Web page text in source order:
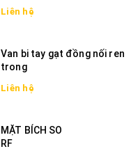
Liên hệ
Van bi tay gạt đồng nối ren
trong
Liên hệ
MẶT BÍCH SO
RF